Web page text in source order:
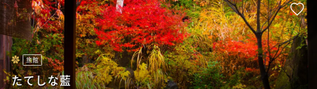
旅館
たてしな藍